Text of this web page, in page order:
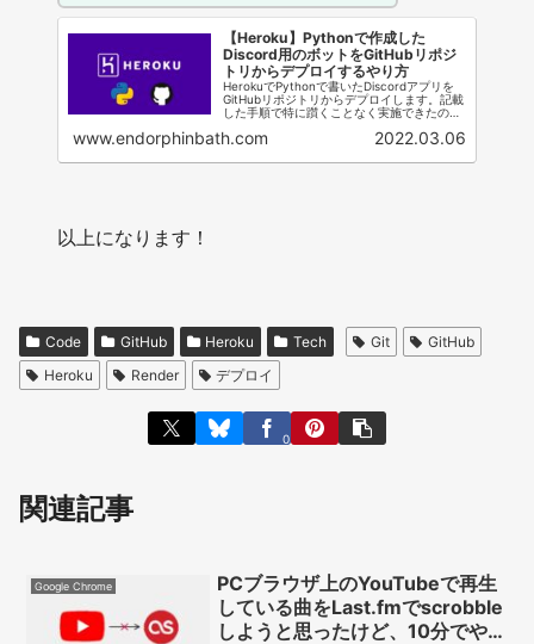
【Heroku】Pythonで作成した
Discord用のボットをGitHubリポジ
トリからデプロイするやり方
HerokuでPythonで書いたDiscordアプリを
GitHubリポジトリからデプロイします。記載
した手順で特に躓くことなく実施できたの
www.endorphinbath.com 2022.03.06
以上になります！
Code GitHub Heroku Tech Git
GitHub
Heroku
Render デプロイ
0
関連記事
Google Chrome
PCブラウザ上のYouTubeで再生
している曲をLast.fmでscrobble
しようと思ったけど、10分でやめ